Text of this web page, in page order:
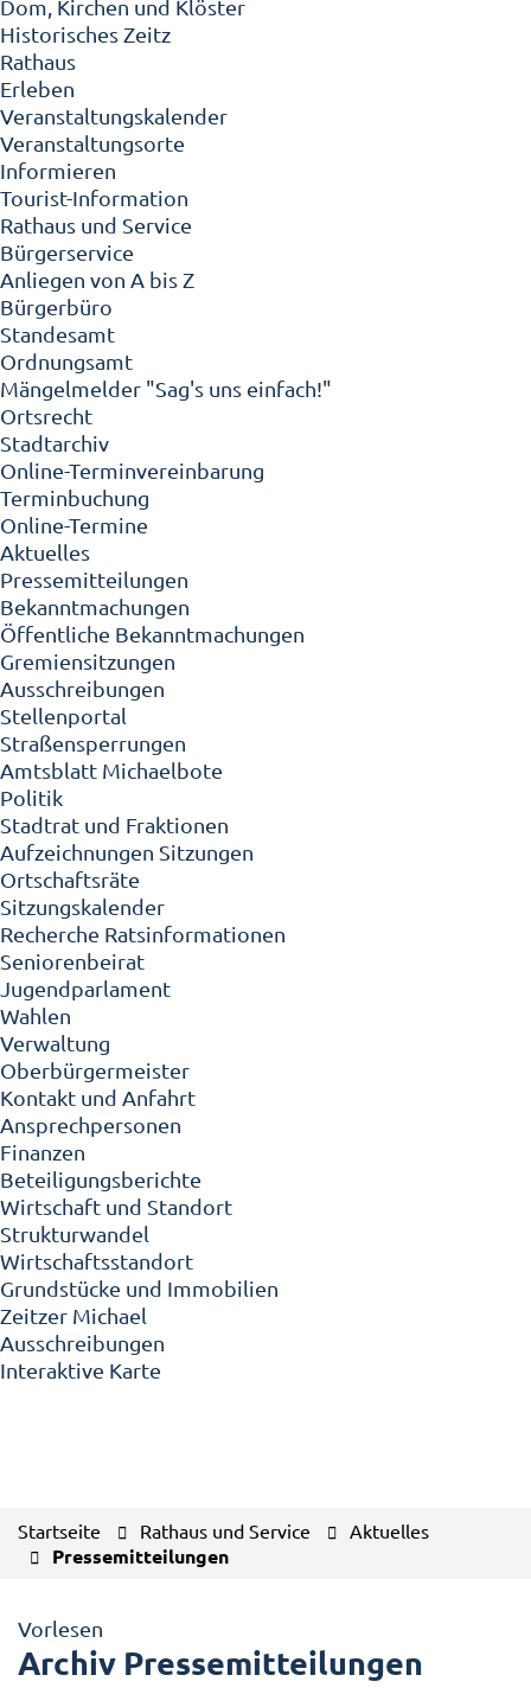
Dom, Kirchen und Klöster
Historisches Zeitz
Rathaus
Erleben
Veranstaltungskalender
Veranstaltungsorte
Informieren
Tourist-Information
Rathaus und Service
Bürgerservice
Anliegen von A bis Z
Bürgerbüro
Standesamt
Ordnungsamt
Mängelmelder "Sag's uns einfach!"
Ortsrecht
Stadtarchiv
Online-Terminvereinbarung
Terminbuchung
Online-Termine
Aktuelles
Pressemitteilungen
Bekanntmachungen
Öffentliche Bekanntmachungen
Gremiensitzungen
Ausschreibungen
Stellenportal
Straßensperrungen
Amtsblatt Michaelbote
Politik
Stadtrat und Fraktionen
Aufzeichnungen Sitzungen
Ortschaftsräte
Sitzungskalender
Recherche Ratsinformationen
Seniorenbeirat
Jugendparlament
Wahlen
Verwaltung
Oberbürgermeister
Kontakt und Anfahrt
Ansprechpersonen
Finanzen
Beteiligungsberichte
Wirtschaft und Standort
Strukturwandel
Wirtschaftsstandort
Grundstücke und Immobilien
Zeitzer Michael
Ausschreibungen
Interaktive Karte
Startseite Rathaus und Service Aktuelles
Pressemitteilungen
Vorlesen
Archiv Pressemitteilungen